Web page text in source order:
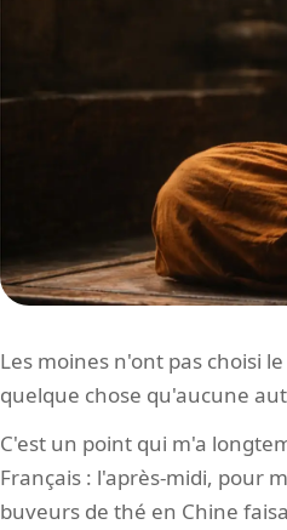
Les moines n'ont pas choisi
quelque chose qu'aucune
C'est un point qui m'a
Français : l'après-midi, pour
buveurs de thé en Chine